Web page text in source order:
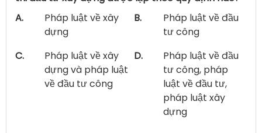
A.
Pháp luật về xây
dựng
B.
Pháp luật về đầu
tư công
C.
Pháp luật về xây
dựng và pháp luật
về đầu tư công
D.
Pháp luật về đầu
tư công, pháp
luật về đầu tư,
pháp luật xây
dựng